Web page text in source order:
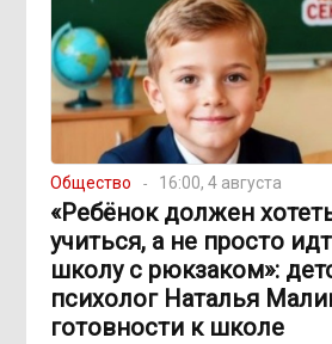
Общество 16:00, 4 августа
«Ребёнок должен
учиться, а не просто
школу с рюкзаком»:
психолог Наталья
готовности к школе